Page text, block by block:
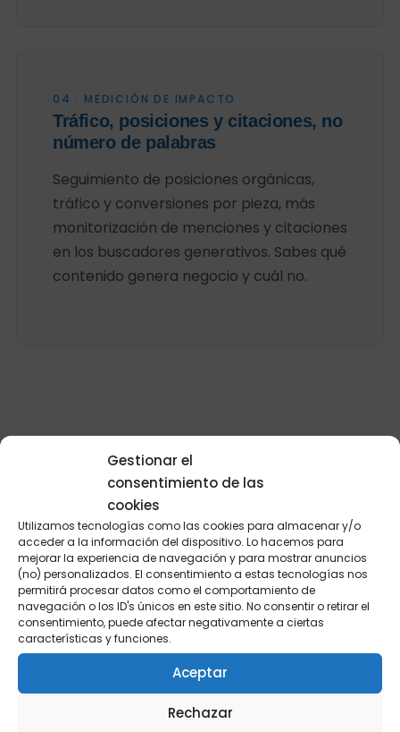
Gestionar el
consentimiento de las
cookies
Utilizamos tecnologías como las cookies para almacenar y/o
acceder a la información del dispositivo. Lo hacemos para
mejorar la experiencia de navegación y para mostrar anuncios
(no) personalizados. El consentimiento a estas tecnologías nos
permitirá procesar datos como el comportamiento de
navegación o los ID's únicos en este sitio. No consentir o retirar el
consentimiento, puede afectar negativamente a ciertas
características y funciones.
Aceptar
Rechazar
04 · MEDICIÓN DE IMPACTO
Tráfico, posiciones y citaciones, no
número de palabras
Seguimiento de posiciones orgánicas,
tráfico y conversiones por pieza, más
monitorización de menciones y citaciones
en los buscadores generativos. Sabes qué
contenido genera negocio y cuál no.
CÓMO LO HACEMOS DIFERENTE
La IA escribe rápido.El criterio es lo
que escasea.
No somos una fábrica de contenido. No vamos a
llenar tu blog de cincuenta artículos al mes
generados en cadena, porque eso ya no funciona —